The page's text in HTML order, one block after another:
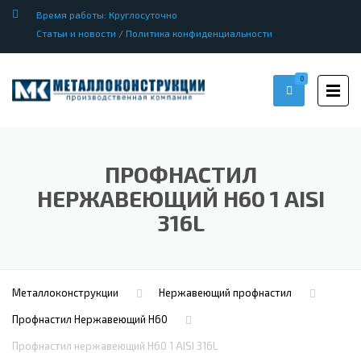
Время работы: Круглосуточно
Статьи и новости / Политика конфиденциальности
0
ПРОФНАСТИЛ
НЕРЖАВЕЮЩИЙ Н60 1 AISI
316L
Металлоконструкции Нержавеющий профнастил
Профнастил Hержавеющий Н60
Профнастил нержавеющий Н60 1 AISI 316L